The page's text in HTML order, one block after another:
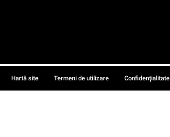
Hartă site Termeni de utilizare Confidenţialitate